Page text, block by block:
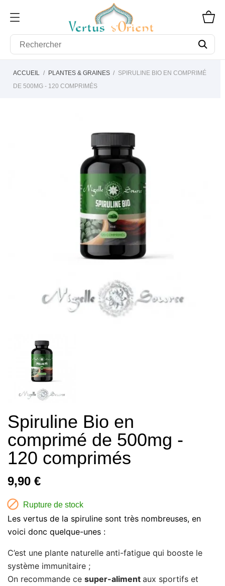
ACCUEIL PLANTES & GRAINES
SPIRULINE BIO EN COMPRIMÉ
DE 500MG - 120 COMPRIMÉS
Spiruline Bio en
comprimé de 500mg -
120 comprimés
9,90 €

Rupture de stock
Les vertus de la spiruline sont très nombreuses, en
voici donc quelque-unes :
C’est une plante naturelle anti-fatigue qui booste le
système immunitaire ;
On recommande ce super-aliment aux sportifs et